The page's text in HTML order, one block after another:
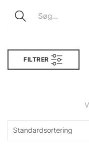
FILTRER